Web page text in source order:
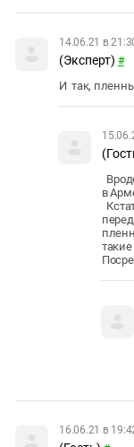
14.06.21 в
(Эксперт) #
И так,
в
16.06.21 в